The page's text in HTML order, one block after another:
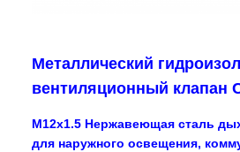
Металлический
вентиляционный клапан
M12x1.5 Нержавеющая сталь
для наружного освещения,